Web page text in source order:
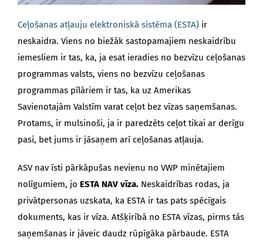
Ceļošanas atļauju elektroniskā sistēma (ESTA)ir
neskaidra. Viens no biežāk sastopamajiem neskaidrību
iemesliem ir tas, ka, ja esat ieradies no bezvīzu ceļošanas
programmas valsts, viens no bezvīzu ceļošanas
programmas pīlāriem ir tas, ka uz Amerikas
Savienotajām Valstīm varat ceļot bez vīzas saņemšanas.
Protams, ir mulsinoši, ja ir paredzēts ceļot tikai ar derīgu
pasi, bet jums ir jāsaņem arī ceļošanas atļauja.
ASV nav īsti pārkāpušas nevienu no VWP minētajiem
nolīgumiem, jo ESTA NAV vīza.Neskaidrības rodas, ja
privātpersonas uzskata, ka ESTA ir tas pats spēcīgais
dokuments, kas ir vīza. Atšķirībā no ESTA vīzas, pirms tās
saņemšanas ir jāveic daudz rūpīgāka pārbaude. ESTA